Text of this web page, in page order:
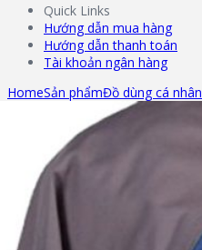
Quick Links
Hướng dẫn mua hàng
Hướng dẫn thanh toán
Tài khoản ngân hàng
HomeSản phẩmĐồ dùng cá nhân